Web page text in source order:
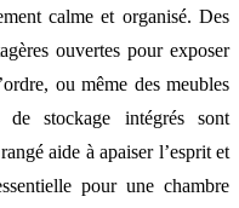
calme et organisé. Des
ouvertes pour exposer
ou même des meubles
de stockage intégrés sont
aide à apaiser l’esprit et
pour une chambre